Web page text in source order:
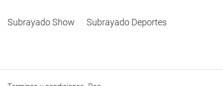
Subrayado Show Subrayado Deportes